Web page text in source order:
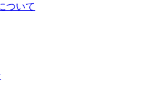
ついて